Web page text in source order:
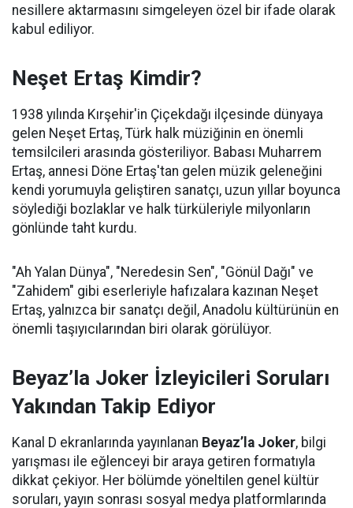
nesillere aktarmasını simgeleyen özel bir ifade olarak
kabul ediliyor.
Neşet Ertaş Kimdir?
1938 yılında Kırşehir'in Çiçekdağı ilçesinde dünyaya
gelen Neşet Ertaş, Türk halk müziğinin en önemli
temsilcileri arasında gösteriliyor. Babası Muharrem
Ertaş, annesi Döne Ertaş'tan gelen müzik geleneğini
kendi yorumuyla geliştiren sanatçı, uzun yıllar boyunca
söylediği bozlaklar ve halk türküleriyle milyonların
gönlünde taht kurdu.
"Ah Yalan Dünya", "Neredesin Sen", "Gönül Dağı" ve
"Zahidem" gibi eserleriyle hafızalara kazınan Neşet
Ertaş, yalnızca bir sanatçı değil, Anadolu kültürünün en
önemli taşıyıcılarından biri olarak görülüyor.
Beyaz’la Joker İzleyicileri Soruları
Yakından Takip Ediyor
Kanal D ekranlarında yayınlanan Beyaz’la Joker, bilgi
yarışması ile eğlenceyi bir araya getiren formatıyla
dikkat çekiyor. Her bölümde yöneltilen genel kültür
soruları, yayın sonrası sosyal medya platformlarında